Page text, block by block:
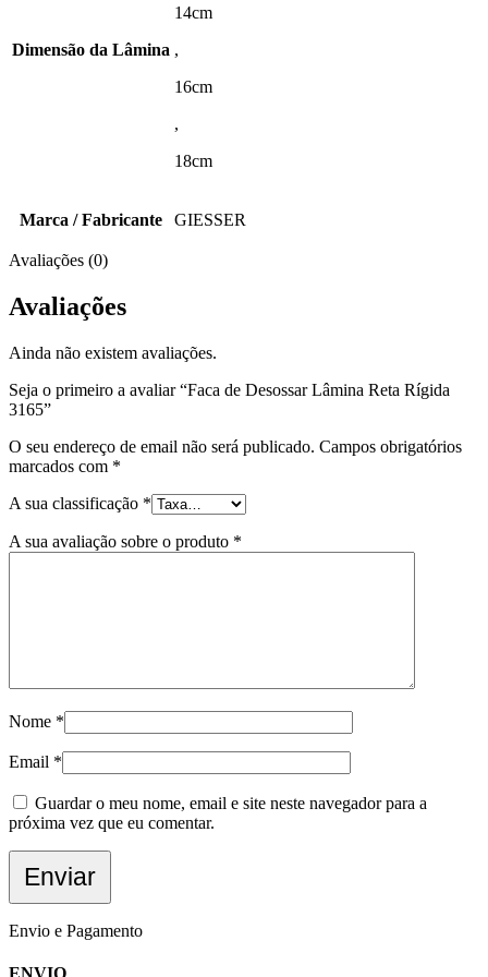
Dimensão da Lâmina
14cm
,
16cm
,
18cm
Marca / Fabricante GIESSER
Avaliações (0)
Avaliações
Ainda não existem avaliações.
Seja o primeiro a avaliar “Faca de Desossar Lâmina Reta Rígida
3165”
O seu endereço de email não será publicado. Campos obrigatórios
marcados com *
A sua classificação *
A sua avaliação sobre o produto *
Nome *
Email *
Guardar o meu nome, email e site neste navegador para a
próxima vez que eu comentar.
Envio e Pagamento
ENVIO